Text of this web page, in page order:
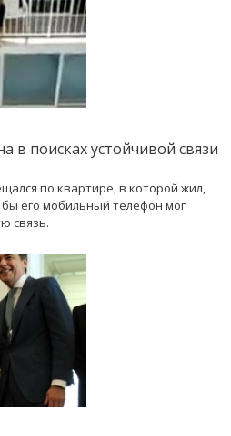
в поисках устойчивой связи
по квартире, в которой жил,
его мобильный телефон мог
связь.